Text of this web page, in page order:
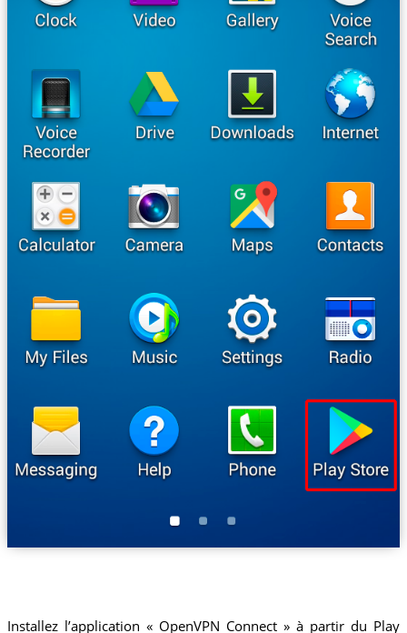
Installez l’application « OpenVPN Connect » à partir du Play